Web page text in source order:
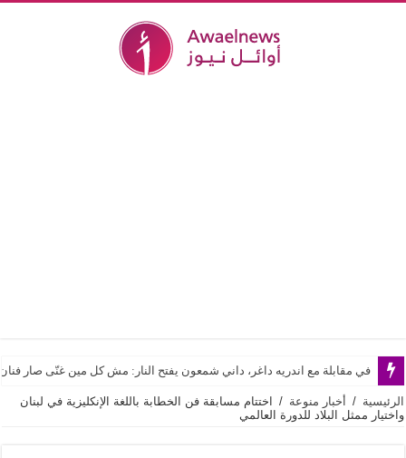
في مقابلة مع اندريه داغر، داني شمعون يفتح النار: مش كل مين غنّى صار
الرئيسية / أخبار منوعة /
اختتام مسابقة فن الخطابة باللغة الإنكليزية في لبنان
واختيار ممثل البلاد للدورة العالمي